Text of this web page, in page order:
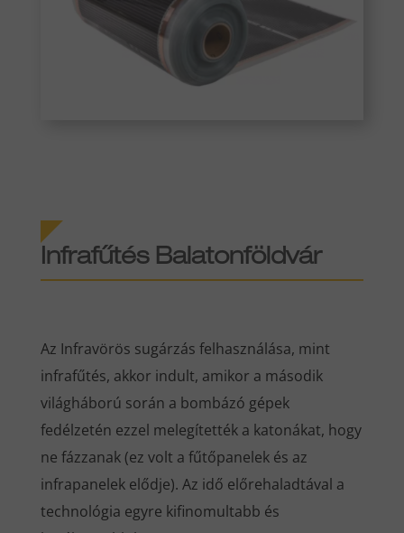
Infrafűtés Balatonföldvár
Az Infravörös sugárzás felhasználása, mint
infrafűtés, akkor indult, amikor a második
világháború során a bombázó gépek
fedélzetén ezzel melegítették a katonákat, hogy
ne fázzanak (ez volt a fűtőpanelek és az
infrapanelek elődje). Az idő előrehaladtával a
technológia egyre kifinomultabb és